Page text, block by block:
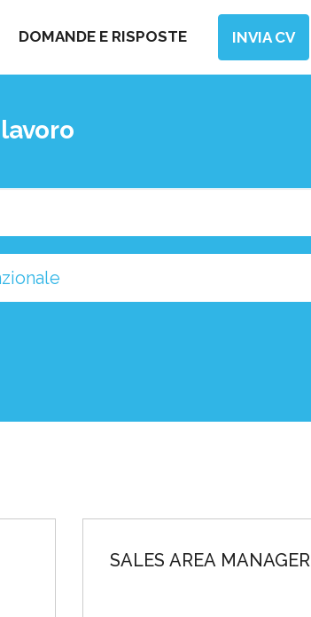
DOMANDE E RISPOSTE INVIA CV
Funzionale
SALES AREA MANAGER